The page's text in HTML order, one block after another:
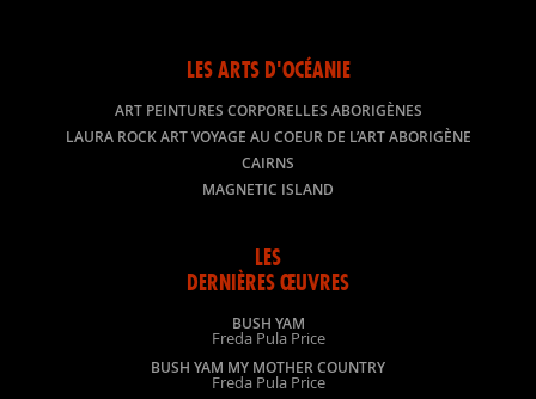
LES ARTS D'OCÉANIE
ART PEINTURES CORPORELLES ABORIGÈNES
LAURA ROCK ART VOYAGE AU COEUR DE L’ART ABORIGÈNE
CAIRNS
MAGNETIC ISLAND
LES
DERNIÈRES ŒUVRES
BUSH YAM
Freda Pula Price
BUSH YAM MY MOTHER COUNTRY
Freda Pula Price